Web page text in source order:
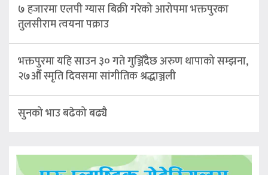
७ हजारमा एलपी ग्यास बिक्री गरेको आरोपमा भक्तपुरका
तुलसीराम त्वयना पक्राउ
भक्तपुरमा यहि साउन ३० गते गुञ्जिँदैछ अरुण थापाको सम्झना,
२७औँ स्मृति दिवसमा सांगीतिक श्रद्धाञ्जली
सुनको भाउ बढेको बढ्यै